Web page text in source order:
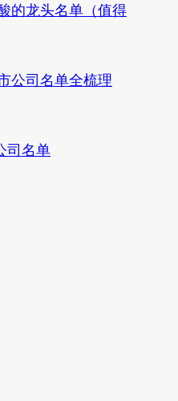
的龙头名单（值得
公司名单全梳理
司名单